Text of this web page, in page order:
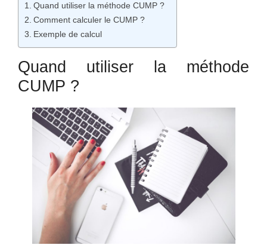
Quand utiliser la méthode CUMP ?
Comment calculer le CUMP ?
Exemple de calcul
Quand utiliser la méthode
CUMP ?